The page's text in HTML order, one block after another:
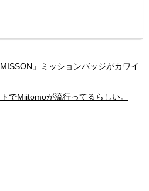
」ミッションバッジがカワイ
でMiitomoが流行ってるらしい。